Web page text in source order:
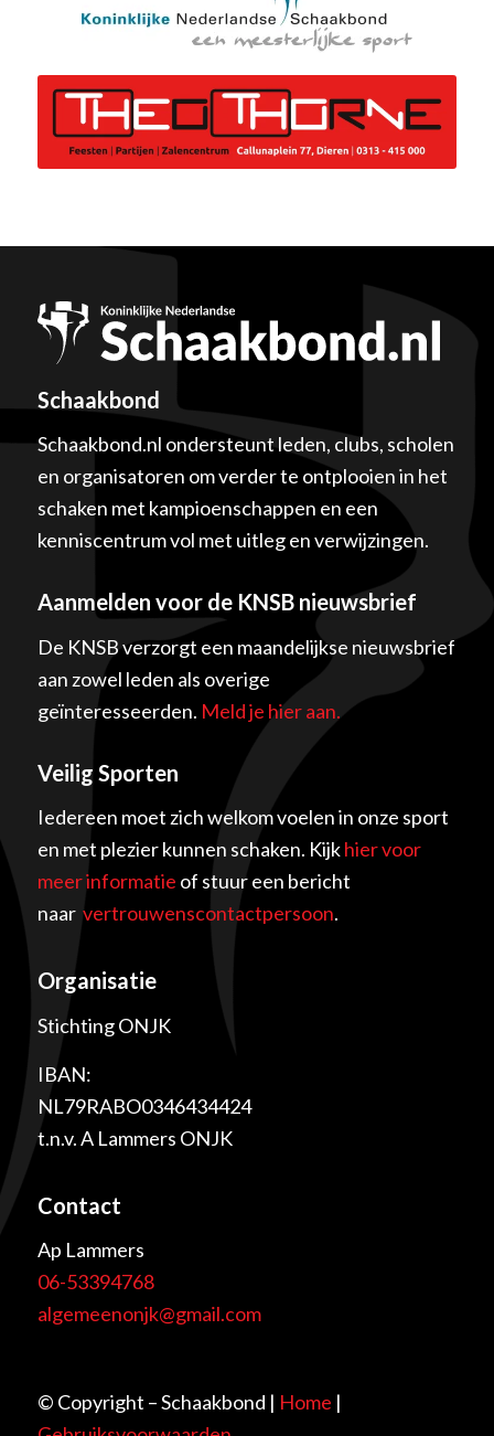
Schaakbond
Schaakbond.nl ondersteunt leden, clubs, scholen
en organisatoren om verder te ontplooien in het
schaken met kampioenschappen en een
kenniscentrum vol met uitleg en verwijzingen.
Aanmelden voor de KNSB nieuwsbrief
De KNSB verzorgt een maandelijkse nieuwsbrief
aan zowel leden als overige
geïnteresseerden. Meld je hier aan.
Veilig Sporten
Iedereen moet zich welkom voelen in onze sport
en met plezier kunnen schaken. Kijkhier voor
meer informatie of stuur een bericht
naar vertrouwenscontactpersoon.
Organisatie
Stichting ONJK
IBAN:
NL79RABO0346434424
t.n.v. A Lammers ONJK
Contact
Ap Lammers
06-53394768
algemeenonjk@gmail.com
© Copyright – Schaakbond | Home |